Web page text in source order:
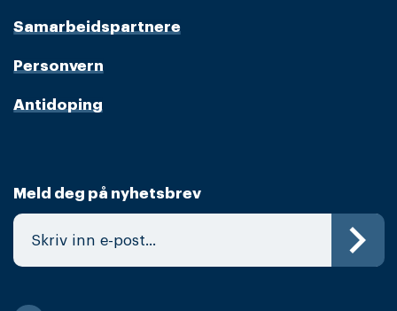
Samarbeidspartnere
Personvern
Antidoping
Meld deg på nyhetsbrev